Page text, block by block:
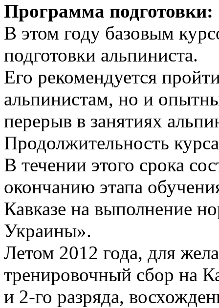
Программа подготовки:
В этом году базовым
подготовки альпиниста.
Его рекомендуется
альпинистам, но и
перерыв в занятиях
Продолжительность
В течении этого срока
окончанию этапа
Кавказе на выполнение
Украины».
Летом 2012 года, для
тренировочный сбор на
и 2-го разряда,